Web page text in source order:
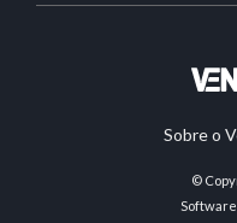
Sobre o
©
Software